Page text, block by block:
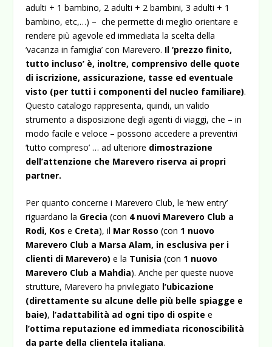
adulti + 1 bambino, 2 adulti + 2 bambini, 3 adulti + 1
bambino, etc,…) – che permette di meglio orientare e
rendere più agevole ed immediata la scelta della
‘vacanza in famiglia’ con Marevero. Il ‘prezzo finito,
tutto incluso’ è, inoltre, comprensivo delle quote
di iscrizione, assicurazione, tasse ed eventuale
visto (per tutti i componenti del nucleo familiare).
Questo catalogo rappresenta, quindi, un valido
strumento a disposizione degli agenti di viaggi, che – in
modo facile e veloce – possono accedere a preventivi
‘tutto compreso’ … ad ulteriore dimostrazione
dell’attenzione che Marevero riserva ai propri
partner.
Per quanto concerne i Marevero Club, le ‘new entry’
riguardano la Grecia (con 4 nuovi Marevero Club a
Rodi, Kose Creta), il Mar Rosso (con 1 nuovo
Marevero Club a Marsa Alam, in esclusiva per i
clienti di Marevero) e la Tunisia (con 1 nuovo
Marevero Club a Mahdia). Anche per queste nuove
strutture, Marevero ha privilegiato l’ubicazione
(direttamente su alcune delle più belle spiagge e
baie), l’adattabilità ad ogni tipo di ospitee
l’ottima reputazione ed immediata riconoscibilità
da parte della clientela italiana.